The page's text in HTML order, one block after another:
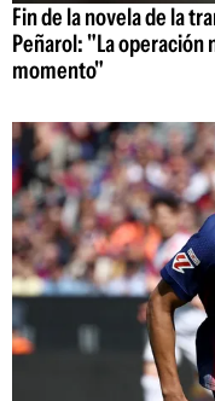
Fin de la novela de la
Peñarol: "La operación
momento"